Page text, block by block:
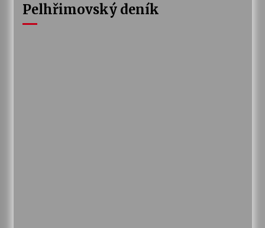
Pelhřimovský deník